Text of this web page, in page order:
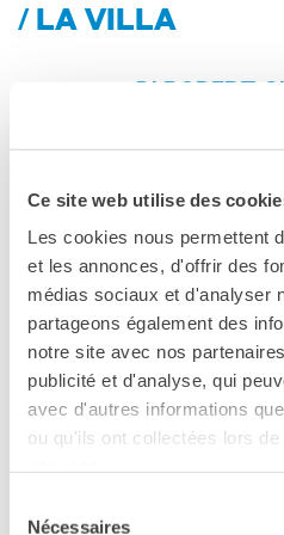
Ce site web utilise des
Les cookies nous permettent
et les annonces, d'offrir des
médias sociaux et d'analyser
partageons également des
notre site avec nos
publicité et d'analyse, qui
avec d'autres informations
ou qu'ils ont collectées lors
Nécessaires
Le chiavi della
Ma classe au
Salon de lecture
LIBRAIRIE
FLORENCE
CONSULAT DE
FLORENCE
CERCA
/ LA VILLA
DI ROBERT
CINEMA
LA VILLA / LA CASA
DI ROBERT
107’ V. O. SOTT. IT.
Guédiguian con il suo
sua gente e ai suoi luoghi, ai